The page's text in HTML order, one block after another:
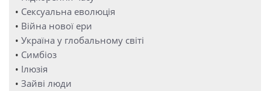
• Сексуальна еволюція
• Війна нової ери
• Україна у глобальному світі
• Симбіоз
• Ілюзія
• Зайві люди